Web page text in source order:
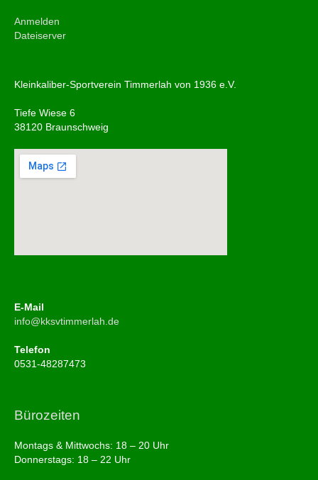
Anmelden
Dateiserver
Kleinkaliber-Sportverein Timmerlah von 1936 e.V.
Tiefe Wiese 6
38120 Braunschweig
E-Mail
info@kksvtimmerlah.de
Telefon
0531-48287473
Bürozeiten
Montags & Mittwochs: 18 – 20 Uhr
Donnerstags: 18 – 22 Uhr